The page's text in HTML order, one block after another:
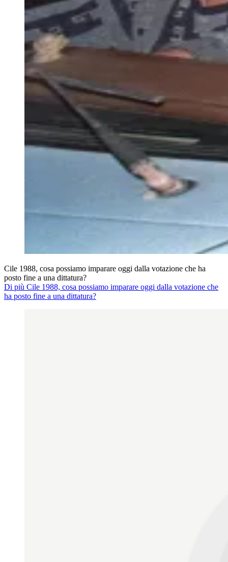
Cile 1988, cosa possiamo imparare oggi dalla votazione che ha
posto fine a una dittatura?
Di più Cile 1988, cosa possiamo imparare oggi dalla votazione che
ha posto fine a una dittatura?